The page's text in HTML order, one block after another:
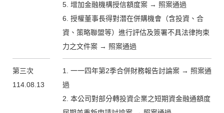
5. 增加金融機構授信額度案 → 照案通過
6. 授權董事長得對潛在併購機會（含投資、合
資、策略聯盟等）進行評估及簽署不具法律拘束
力之文件案 → 照案通過
第三次
114.08.13
1. 一一四年第2季合併財務報告討論案 → 照案通
過
2. 本公司對部分轉投資企業之短期資金融通額度